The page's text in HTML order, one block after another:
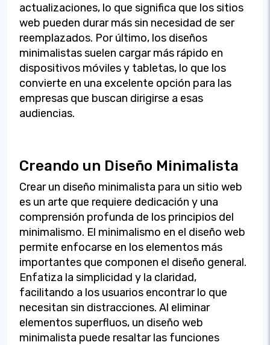
actualizaciones, lo que significa que los sitios
web pueden durar más sin necesidad de ser
reemplazados. Por último, los diseños
minimalistas suelen cargar más rápido en
dispositivos móviles y tabletas, lo que los
convierte en una excelente opción para las
empresas que buscan dirigirse a esas
audiencias.
Creando un Diseño Minimalista
Crear un diseño minimalista para un sitio web
es un arte que requiere dedicación y una
comprensión profunda de los principios del
minimalismo. El minimalismo en el diseño web
permite enfocarse en los elementos más
importantes que componen el diseño general.
Enfatiza la simplicidad y la claridad,
facilitando a los usuarios encontrar lo que
necesitan sin distracciones. Al eliminar
elementos superfluos, un diseño web
minimalista puede resaltar las funciones